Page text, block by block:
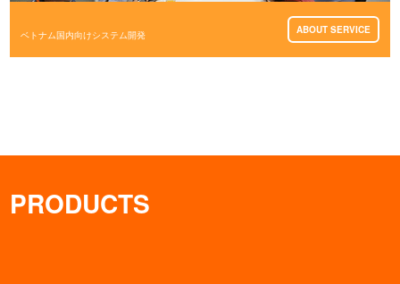
ベトナム国内向けシステム開発 ABOUT SERVICE
PRODUCTS